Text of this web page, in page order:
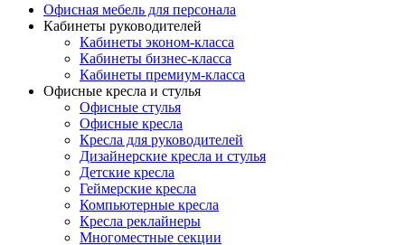
Офисная мебель для персонала
Кабинеты руководителей
Кабинеты эконом-класса
Кабинеты бизнес-класса
Кабинеты премиум-класса
Офисные кресла и стулья
Офисные стулья
Офисные кресла
Кресла для руководителей
Дизайнерские кресла и стулья
Детские кресла
Геймерские кресла
Компьютерные кресла
Кресла реклайнеры
Многоместные секции